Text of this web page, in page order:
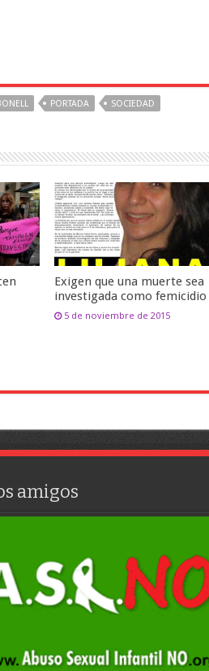
PORTADA SOCIEDAD
Exigen que una muerte sea
investigada como femicidio
5 de noviembre de 2015
amigos